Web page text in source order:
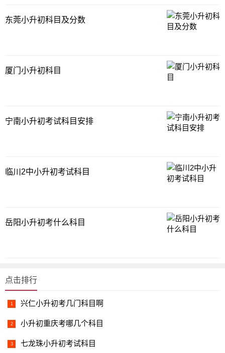
东莞小升初科目及分数
厦门小升初科目
宁南小升初考试科目安排
临川2中小升初考试科目
岳阳小升初考什么科目
点击排行
兴仁小升初考几门科目啊
小升初重庆考哪几个科目
七龙珠小升初考试科目